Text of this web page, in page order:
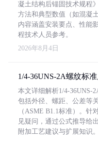
凝土结构后锚固技术规程
方法和典型数值（如混凝
内容涵盖安装要点、性能
程技术人员参考。
2026年8月4日
1/4-36UNS-2A螺纹标
本文详细解析1/4-36UNS-
包括外径、螺距、公差等
（ASME B1.1标准）。针
见疑问，通过公式推导给
附加工艺建议与扩展知识。